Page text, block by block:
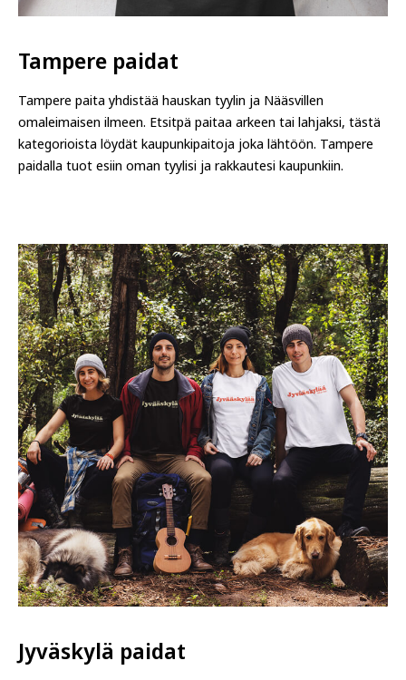
Tampere paidat
Tampere paita yhdistää hauskan tyylin ja Nääsvillen
omaleimaisen ilmeen. Etsitpä paitaa arkeen tai lahjaksi, tästä
kategorioista löydät kaupunkipaitoja joka lähtöön. Tampere
paidalla tuot esiin oman tyylisi ja rakkautesi kaupunkiin.
Jyväskylä paidat